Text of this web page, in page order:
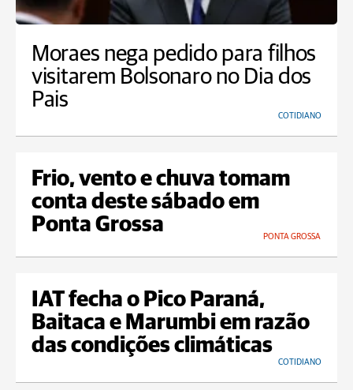
Moraes nega pedido para filhos
visitarem Bolsonaro no Dia dos
Pais
COTIDIANO
Frio, vento e chuva tomam
conta deste sábado em
Ponta Grossa
PONTA GROSSA
IAT fecha o Pico Paraná,
Baitaca e Marumbi em razão
das condições climáticas
COTIDIANO